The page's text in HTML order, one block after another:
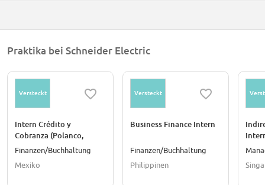
holds 20,000 patents either active or in application worldwide and
Schneider Electric in May 1999.
In 2021, Schneider Electric was ranked most sustainable company in the
Praktika bei Schneider Electric
Versteckt
Intern Crédito y
Cobranza (Polanco,
CDMX)
Finanzen/Buchhaltung
Mexiko
Versteckt
Business Finance Intern
Finanzen/Buchhaltung
Philippinen